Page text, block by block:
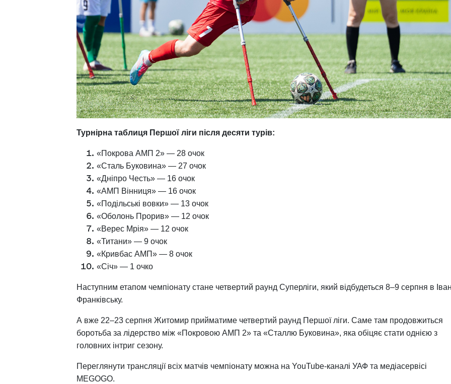
Турнірна таблиця Першої ліги після десяти турів:
«Покрова АМП 2» — 28 очок
«Сталь Буковина» — 27 очок
«Дніпро Честь» — 16 очок
«АМП Вінниця» — 16 очок
«Подільські вовки» — 13 очок
«Оболонь Прорив» — 12 очок
«Верес Мрія» — 12 очок
«Титани» — 9 очок
«Кривбас АМП» — 8 очок
«Січ» — 1 очко
Наступним етапом чемпіонату стане четвертий раунд Суперліги, який відбудеться 8–9 серпня в
Франківську.
А вже 22–23 серпня Житомир прийматиме четвертий раунд Першої ліги. Саме там продовжиться
боротьба за лідерство між «Покровою АМП 2» та «Сталлю Буковина», яка обіцяє стати однією з
головних інтриг сезону.
Переглянути трансляції всіх матчів чемпіонату можна на YouTube-каналі УАФ та медіасервісі
MEGOGO.